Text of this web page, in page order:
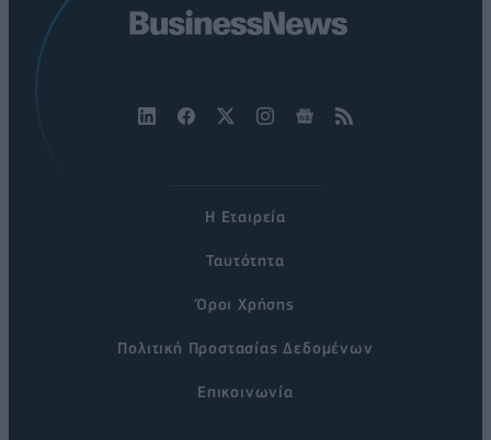
Η Εταιρεία
Ταυτότητα
Όροι Χρήσης
Πολιτική Προστασίας Δεδομένων
Επικοινωνία